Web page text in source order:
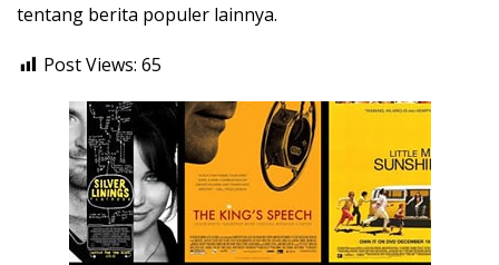
tentang berita populer lainnya.
Post Views: 65